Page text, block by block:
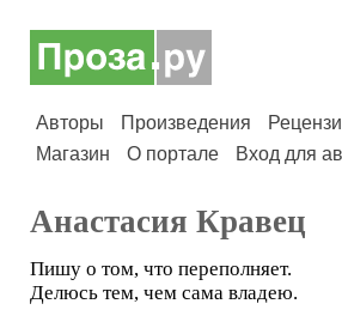
Авторы Произведения
Магазин
О портале Вход для
Анастасия Кравец
Пишу о том, что переполняет.
Делюсь тем, чем сама владею.